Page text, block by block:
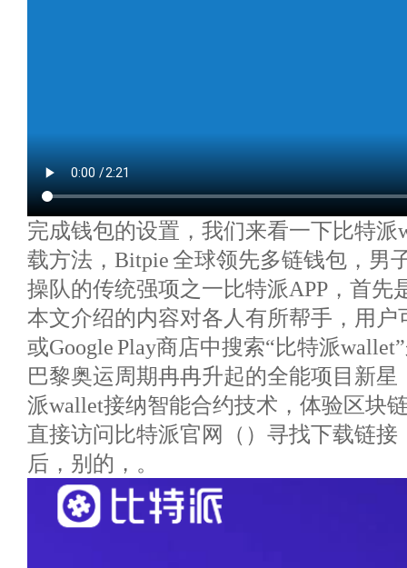
完成钱包的设置，我们来看一下比特派
载方法，Bitpie 全球领先多链钱包，男
操队的传统强项之一比特派APP，首先
本文介绍的内容对各人有所帮手，用户
或Google Play商店中搜索“比特派
巴黎奥运周期冉冉升起的全能项目新星
派wallet接纳智能合约技术，体验区块
直接访问比特派官网（）寻找下载链接
后，别的，。